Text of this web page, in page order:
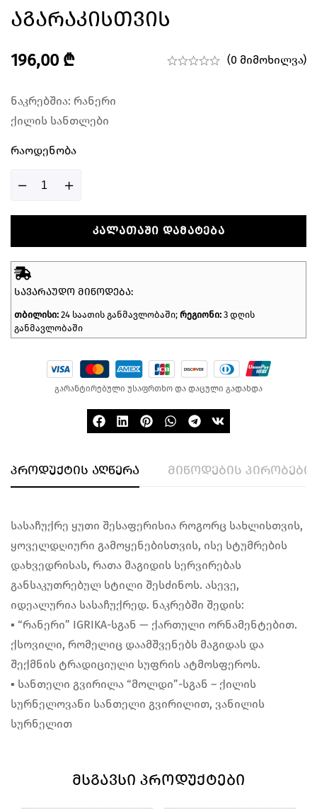
Აგარაკისთვის
196,00 ₾ (0 მიმოხილვა)
ნაკრებშია: რანერი
ქილის სანთლები
Რაოდენობა
ᲙᲐᲚᲐᲗᲐᲨᲘ ᲓᲐᲛᲐᲢᲔᲑᲐ
ᲡᲐᲕᲐᲠᲐᲣᲓᲝ ᲛᲘᲬᲝᲓᲔᲑᲐ:
თბილისი: 24 საათის განმავლობაში; რეგიონი: 3 დღის
განმავლობაში
გარანტირებული უსაფრთხო და დაცული გადახდა
პროდუქტის აღწერა მიწოდების პირობები
სასაჩუქრე ყუთი შესაფერისია როგორც სახლისთვის,
ყოველდღიური გამოყენებისთვის, ისე სტუმრების
დახვედრისას, რათა მაგიდის სერვირებას
განსაკუთრებულ სტილი შესძინოს. ასევე,
იდეალურია სასაჩუქრედ. ნაკრებში შედის:
▪︎ “რანერი” IGRIKA-სგან — ქართული ორნამენტებით.
ქსოვილი, რომელიც დაამშვენებს მაგიდას და
შექმნის ტრადიციული სუფრის ატმოსფეროს.
▪︎ სანთელი გვირილა “მოლდი”-სგან – ქილის
სურნელოვანი სანთელი გვირილით, ვანილის
სურნელით
ᲛᲡᲒᲐᲕᲡᲘ ᲞᲠᲝᲓᲣᲥᲢᲔᲑᲘ